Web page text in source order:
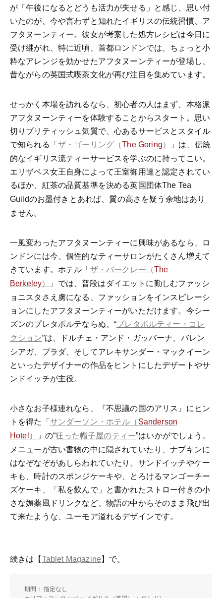
が「午後になるとどうも活力が失せる」と感じ、思い付
いたのが、今や言わずと知れたイギリスの伝統習慣、ア
フタヌーンティー。彼女が考案した処方レシピは今日に
受け継がれ、特に近頃、首都ロンドンでは、ちょっと小
粋なアレンジを効かせたアフタヌーンティーが登場し、
昔ながらの英国式喫茶文化が再び注目を集めています。
せっかく本場を訪れるなら、初心者の人はまず、本格派
アフタヌーンティーを体験することからスタート。思い
切りブリティッシュ気質で、心あるサービスとスタイル
で知られる「ザ・ゴーリング（The Goring）
」は、伝統
的なイギリス流ティーサービスを学ぶのに持ってこい。
エリザベス女王自身によって王室御用達と認定されてい
るほか、紅茶の品質基準を決める英国団体The Tea
Guildのお墨付きとあれば、質の高さを疑う余地はあり
ません。
一風変わったアフタヌーンティーに興味があるなら、ロ
ンドンには今、個性的なティーサロンがたくさん増えて
きています。ホテル「ザ・バークレー（The
Berkeley）
」では、普段はダイエットに勤しむファッシ
ョニスタさえ虜になる、ファッションをインスピレーシ
ョンにしたアフタヌーンティーがいただけます。今シー
ズンのプレタポルテならぬ、“プレタポルティー・コレ
クション”は、ドルチェ・アンド・ガッバーナ、バレン
シアガ、プラダ、そしてアレキサンダー・マックイーン
といったデザイナーの作品をヒントにしたデザートやサ
ンドイッチが主役。
小さなお子様連れなら、『不思議の国のアリス』にヒン
トを得た「サンダーソン・ホテル（ Sanderson
Hotel ） 」の“狂った帽子屋のティー”はいかがでしょう。
メニューが古い書物の中に隠されていたり、ナプキンに
はなぞなぞがあしらわれていたり。サンドイッチやケー
キも、時計のスポンジケーキや、とろけるマンゴーチー
ズケーキ、「私を飲んで」と書かれたストロー付きの小
さな媚薬風ドリンクなど、物語の中からそのまま飛び出
て来たような、ユーモア溢れるデザインです。
続きは【Tablet Magazine】で。
期間： 指定なし